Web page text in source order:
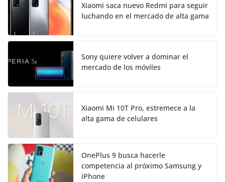
Xiaomi saca nuevo Redmi para seguir
luchando en el mercado de alta gama
Sony quiere volver a dominar el
mercado de los móviles
Xiaomi Mi 10T Pro, estremece a la
alta gama de celulares
OnePlus 9 busca hacerle
competencia al próximo Samsung y
iPhone